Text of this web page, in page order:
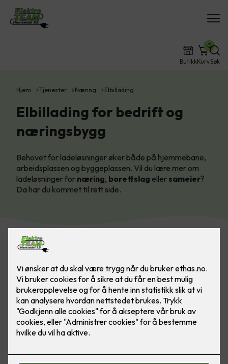
ButikkKurv
0
Søk
Hjem Tjenester Næring Elbillading
Elbillading for bedrift og
næringsbygg
Behovet for ladeløsninger øker både på hjemmebane,
arbeidsplassen og byggeplassen. Vil du lære mer om
ladeløsninger for næring, borettslag eller sameier?
Da har du kommet til rett side.